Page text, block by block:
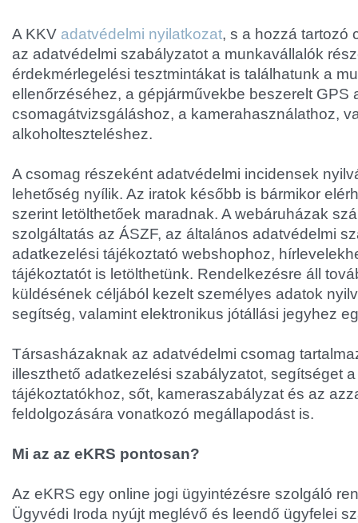
A KKV adatvédelmi nyilatkozat, s a hozzá tartozó
az adatvédelmi szabályzatot a munkavállalók
érdekmérlegelési tesztmintákat is találhatunk a
ellenőrzéséhez, a gépjárművekbe beszerelt GPS
csomagátvizsgáláshoz, a kamerahasználathoz,
alkoholteszteléshez.
A csomag részeként adatvédelmi incidensek
lehetőség nyílik. Az iratok később is bármikor
szerint letölthetőek maradnak. A webáruházak
szolgáltatás az ÁSZF, az általános adatvédelmi
adatkezelési tájékoztató webshophoz,
tájékoztatót is letölthetünk. Rendelkezésre áll
küldésének céljából kezelt személyes adatok
segítség, valamint elektronikus jótállási jegyhez
Társasházaknak az adatvédelmi csomag
illeszthető adatkezelési szabályzatot, segítséget
tájékoztatókhoz, sőt, kameraszabályzat és az
feldolgozására vonatkozó megállapodást is.
Mi az az eKRS pontosan?
Az eKRS egy online jogi ügyintézésre szolgáló
Ügyvédi Iroda nyújt meglévő és leendő ügyfelei